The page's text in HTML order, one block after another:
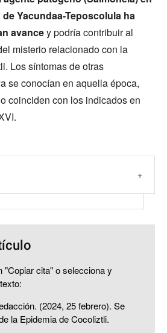
Yacundaa-Teposcolula ha
avancey podría contribuir al
misterio relacionado con la
Los síntomas de otras
se conocían en aquella época,
coinciden con los indicados en
"Copiar cita" o selecciona y
(2024, 25 febrero). Se
la Epidemia de Cocoliztli.